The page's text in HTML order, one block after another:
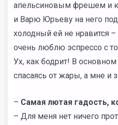
апельсиновым фрешем и
и Варю Юрьеву на него
холодный ей не нравится
очень люблю эспрессо с
Ух, как бодрит! В
спасаясь от жары, а мне и
– Самая лютая гадость,
– Для меня нет ничего